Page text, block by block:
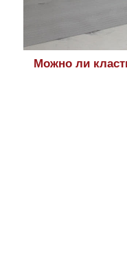
Можно ли